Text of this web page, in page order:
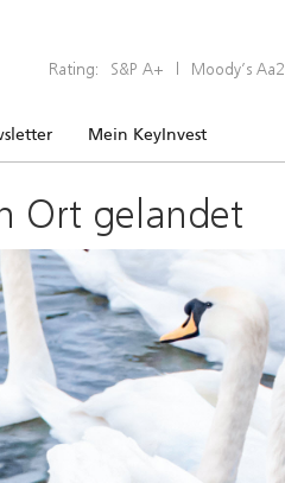
Rating: S&P A+ | Moody’s Aa2
Mein KeyInvest
Ort gelandet